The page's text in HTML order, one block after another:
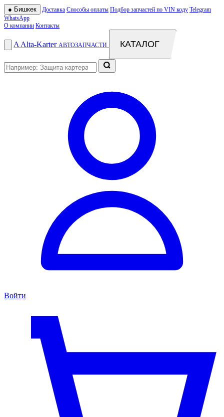
● Бишкек Доставка Способы оплаты Подбор запчастей по VIN коду Telegram
WhatsApp
О компании Контакты
A Alta-Karter АВТОЗАПЧАСТИ КАТАЛОГ
Войти